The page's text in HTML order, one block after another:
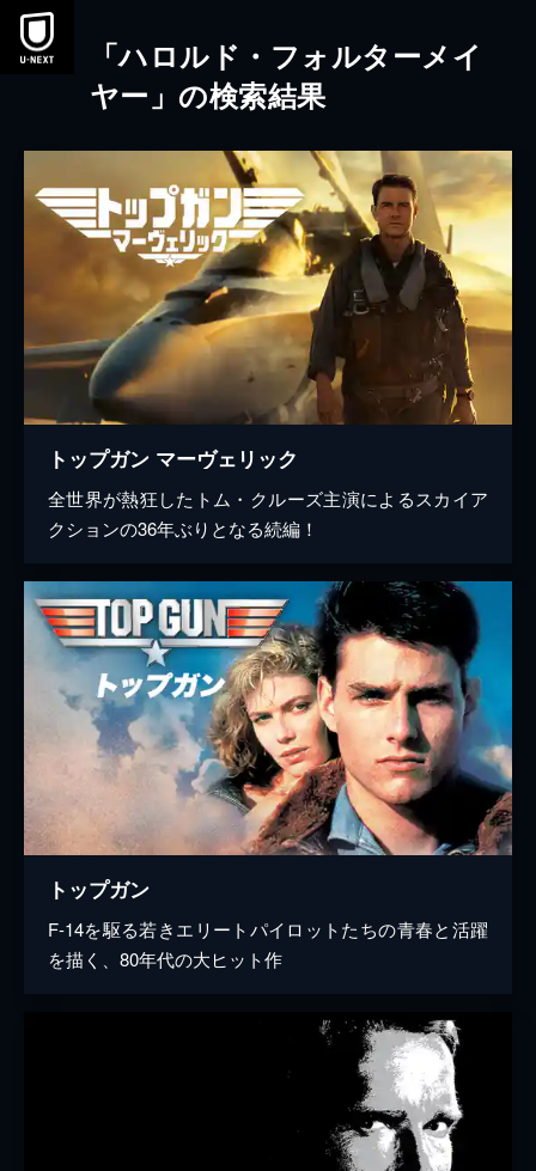
本文へスキップ
「ハロルド・フォルターメイ
ヤー」の検索結果
トップガン マーヴェリック
全世界が熱狂したトム・クルーズ主演によるスカイア
クションの36年ぶりとなる続編！
トップガン
F-14を駆る若きエリートパイロットたちの青春と活躍
を描く、80年代の大ヒット作